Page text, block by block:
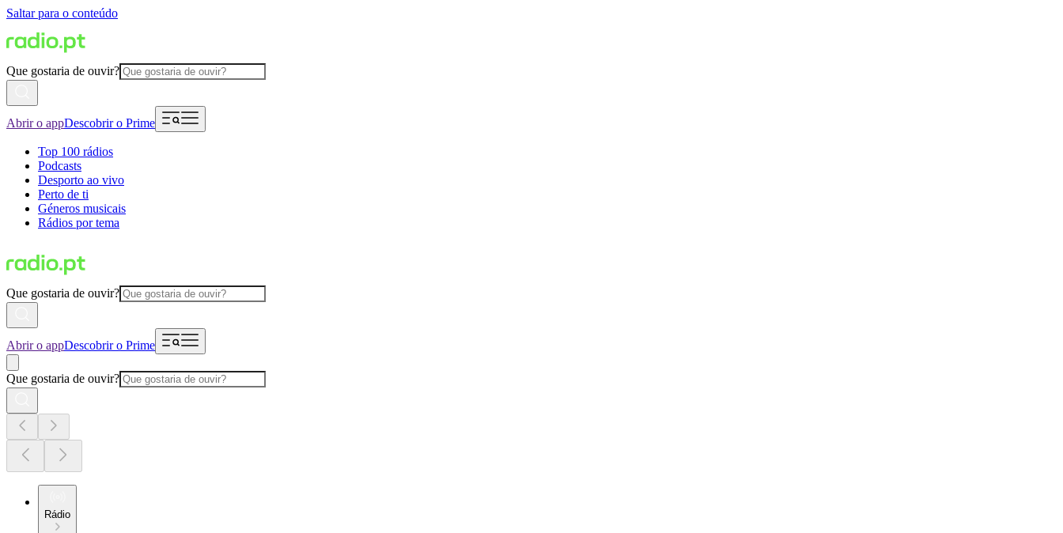
Saltar para o conteúdo
Que gostaria de ouvir?
Abrir o appDescobrir o Prime
Top 100 rádios
Podcasts
Desporto ao vivo
Perto de ti
Géneros musicais
Rádios por tema
Que gostaria de ouvir?
Abrir o appDescobrir o Prime
Que gostaria de ouvir?
Rádio